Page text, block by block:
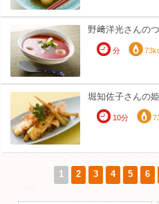
野﨑洋光さんの
分
堀知佐子さんの
10分
1 2 3 4 5 6